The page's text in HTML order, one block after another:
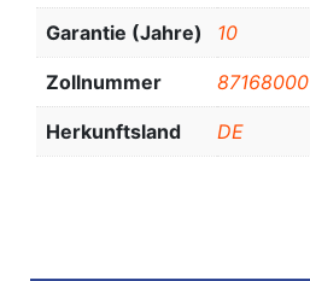
Garantie (Jahre) 10
Zollnummer 87168000
Herkunftsland DE